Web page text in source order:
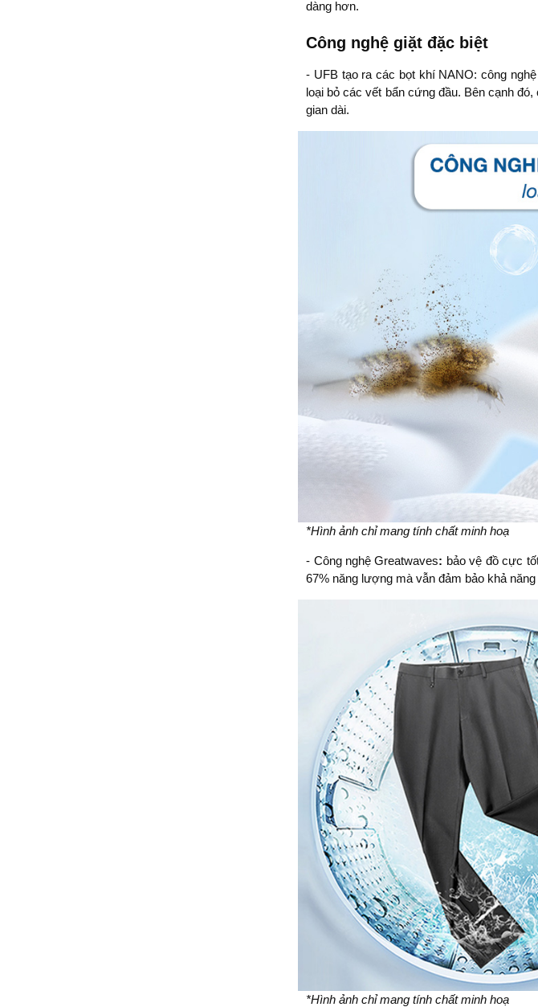
dàng hơn.
Công nghệ giặt đặc biệt
- UFB tạo ra các bọt khí NANO: công
loại bỏ các vết bẩn cứng đầu. Bên cạnh
gian dài.
*Hình ảnh chỉ mang tính chất minh hoạ
- Công nghệ Greatwaves: bảo vệ đồ cực
67% năng lượng mà vẫn đảm bảo khả
*Hình ảnh chỉ mang tính chất minh hoạ